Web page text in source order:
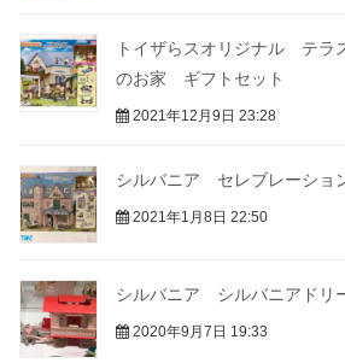
トイザらスオリジナル テラ
のお家 ギフトセット
2021年12月9日 23:28
シルバニア セレブレーショ
2021年1月8日 22:50
シルバニア シルバニアドリ
2020年9月7日 19:33